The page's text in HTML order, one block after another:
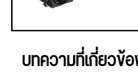
บทความที่เกี่ยวข้